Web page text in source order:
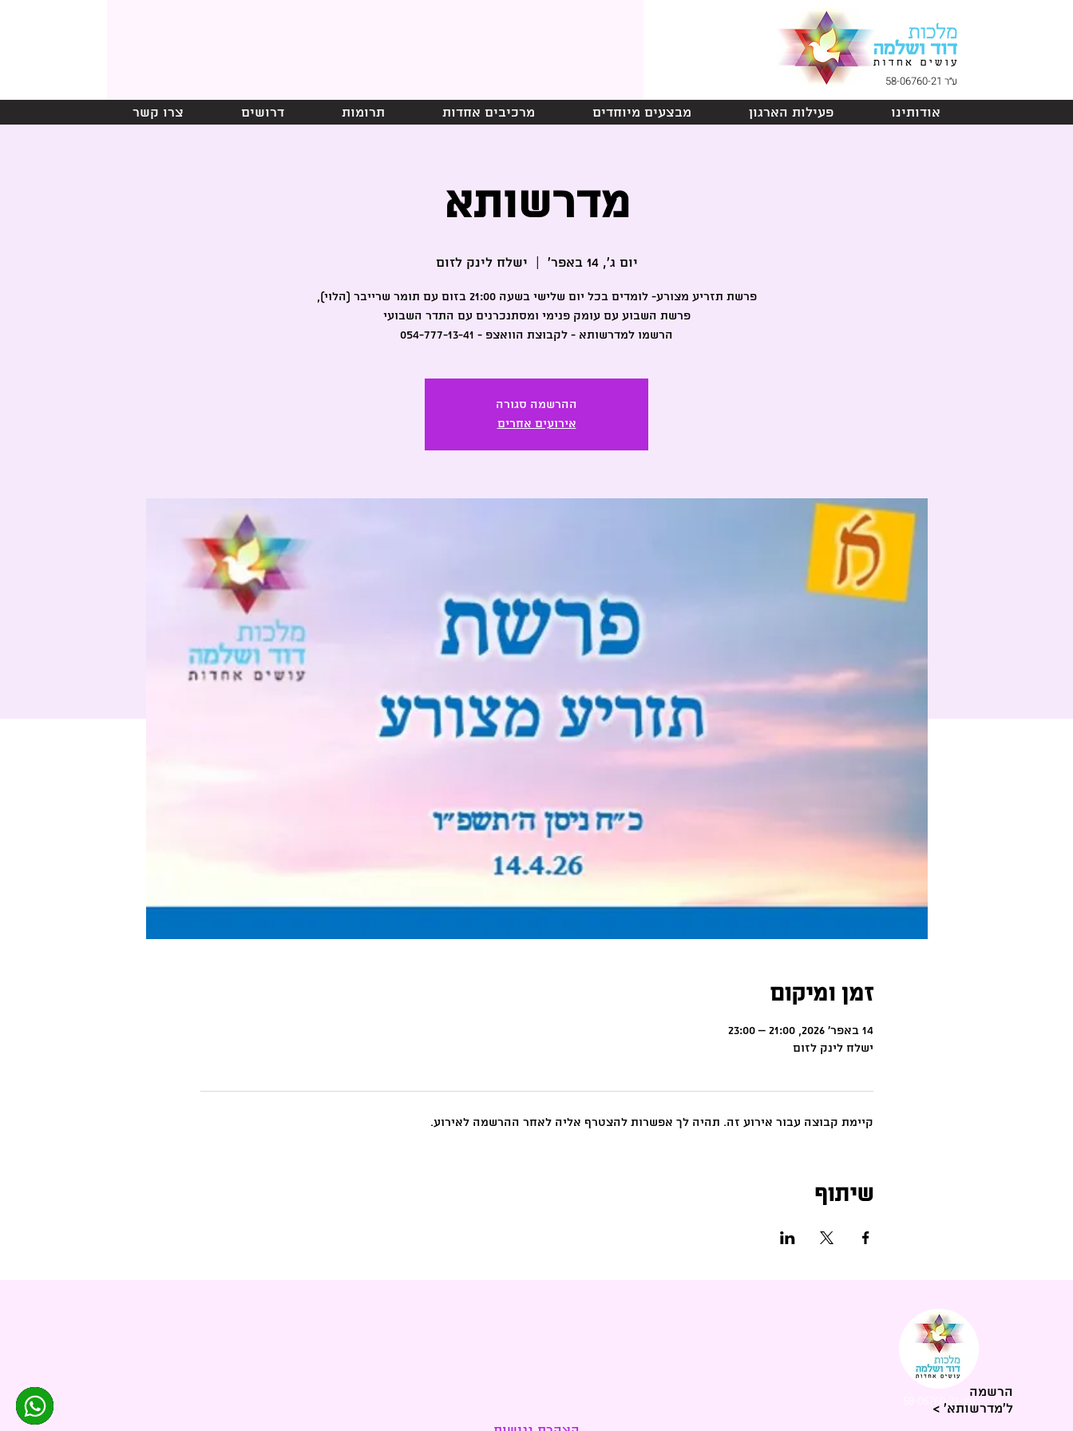
ע״ר 58-06760-21
אודותינו פעילות הארגון מבצעים מיוחדים מרכיבים אחדות תרומות דרושים צרו קשר
מדרשותא
יום ג׳, 14 באפר׳ ישלח לינק לזום
פרשת תזריע מצורע- לומדים בכל יום שלישי בשעה 21:00 בזום עם תומר שרייבר (הלוי),
הרשמו למדרשותא - לקבוצת הוואצפ - 054-777-13-41
ההרשמה סגורה
אירועים אחרים
זמן ומיקום
14 באפר׳ 2026, 21:00 – 23:00
ישלח לינק לזום
קיימת קבוצה עבור אירוע זה. תהיה לך אפשרות להצטרף אליה לאחר ההרשמה לאירוע.
שיתוף
הרשמה
ל'מדרשותא' >
ע״ר 58-06760-21